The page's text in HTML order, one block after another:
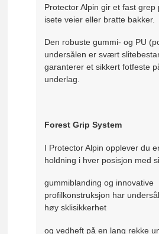
Protector Alpin gir et fast grep
isete veier eller bratte bakker.
Den robuste gummi- og PU
undersålen er svært
garanterer et sikkert fotfeste
underlag.
Forest Grip System
I Protector Alpin opplever du
holdning i hver posisjon med
gummiblanding og innovative
profilkonstruksjon har
høy sklisikkerhet
og vedheft på en lang rekke